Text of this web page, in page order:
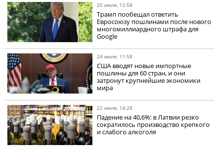
25 июля, 12:58
Трамп пообещал ответить
Евросоюзу пошлинами после нового
многомиллиардного штрафа для
Google
24 июля, 11:58
США вводят новые импортные
пошлины для 60 стран, и они
затронут крупнейшие экономики
мира
22 июля, 14:28
Падение на 40,6%: в Латвии резко
сократилось производство крепкого
и слабого алкоголя